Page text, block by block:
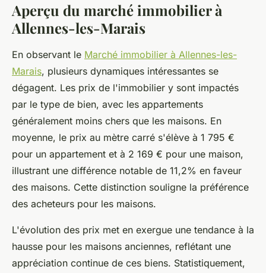
Aperçu du marché immobilier à
Allennes-les-Marais
En observant le Marché immobilier à Allennes-les-
Marais, plusieurs dynamiques intéressantes se
dégagent. Les prix de l'immobilier y sont impactés
par le type de bien, avec les appartements
généralement moins chers que les maisons. En
moyenne, le prix au mètre carré s'élève à 1 795 €
pour un appartement et à 2 169 € pour une maison,
illustrant une différence notable de 11,2% en faveur
des maisons. Cette distinction souligne la préférence
des acheteurs pour les maisons.
L'évolution des prix met en exergue une tendance à la
hausse pour les maisons anciennes, reflétant une
appréciation continue de ces biens. Statistiquement,